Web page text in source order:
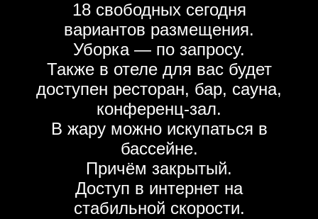
18 свободных сегодня
вариантов размещения.
Уборка — по запросу.
Также в отеле для вас будет
доступен ресторан, бар, сауна,
конференц-зал.
В жару можно искупаться в
бассейне.
Причём закрытый.
Доступ в интернет на
стабильной скорости.